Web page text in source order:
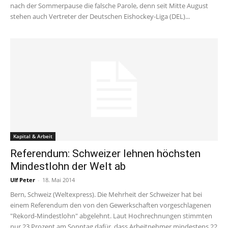
nach der Sommerpause die falsche Parole, denn seit Mitte August
stehen auch Vertreter der Deutschen Eishockey-Liga (DEL)...
Kapital & Arbeit
Referendum: Schweizer lehnen höchsten
Mindestlohn der Welt ab
Ulf Peter - 18. Mai 2014
Bern, Schweiz (Weltexpress). Die Mehrheit der Schweizer hat bei
einem Referendum den von den Gewerkschaften vorgeschlagenen
"Rekord-Mindestlohn" abgelehnt. Laut Hochrechnungen stimmten